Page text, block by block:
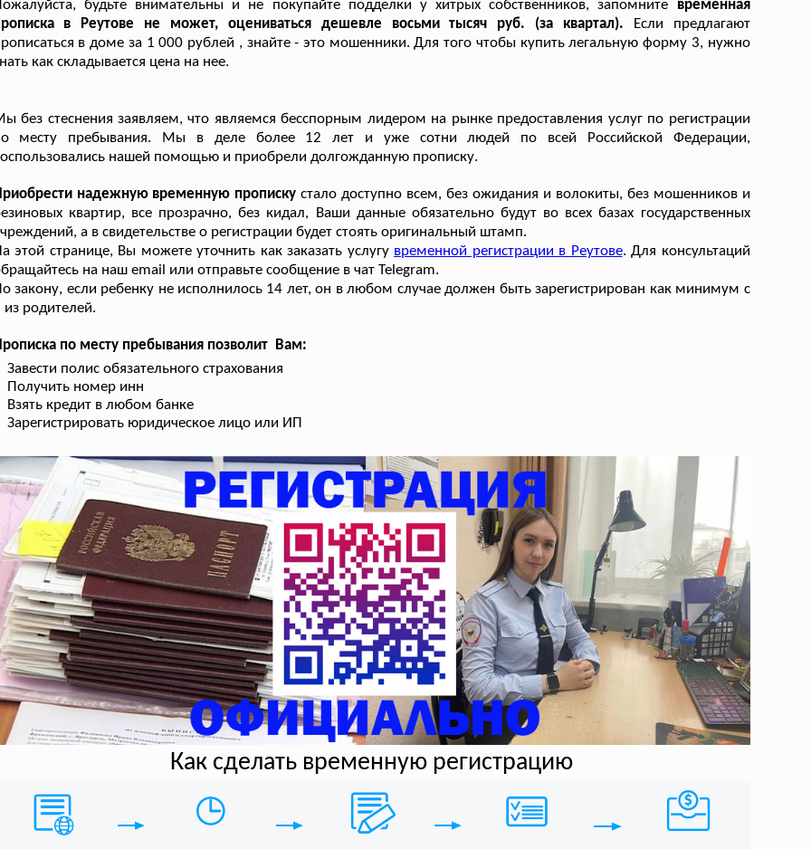
будьте внимательны и не покупайте подделки у хитрых собственников, запомните временная
в Реутове не может, оцениваться дешевле восьми тысяч руб. (за квартал).
Если предлагают
в доме за 1 000 рублей , знайте - это мошенники. Для того чтобы купить легальную форму 3, нужно
как складывается цена на нее.
без стеснения заявляем, что являемся бесспорным лидером на рынке предоставления услуг по регистрации
месту пребывания. Мы в деле более 12 лет и уже сотни людей по всей Российской Федерации,
нашей помощью и приобрели долгожданную прописку.
надежную временную прописку стало доступно всем, без ожидания и волокиты, без мошенников и
квартир, все прозрачно, без кидал, Ваши данные обязательно будут во всех базах государственных
а в свидетельстве о регистрации будет стоять оригинальный штамп.
этой странице, Вы можете уточнить как заказать услугу временной регистрации в Реутове. Для консультаций
на наш email или отправьте сообщение в чат Telegram.
закону, если ребенку не исполнилось 14 лет, он в любом случае должен быть зарегистрирован как минимум с
из родителей.
по месту пребывания позволит Вам:
Завести полис обязательного страхования
Получить номер инн
Взять кредит в любом банке
Зарегистрировать юридическое лицо или ИП
Как сделать временную регистрацию